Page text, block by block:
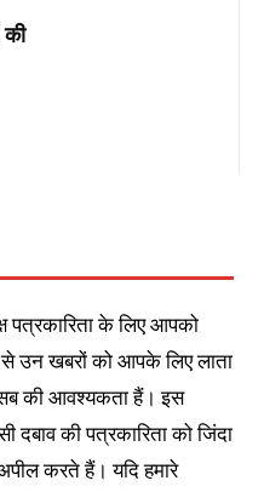
की
पत्रकारिता के लिए आपको
उन खबरों को आपके लिए लाता
सब की आवश्यकता हैं। इस
दबाव की पत्रकारिता को जिंदा
करते हैं। यदि हमारे